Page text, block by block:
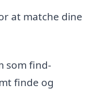
at matche dine
som find-
finde og